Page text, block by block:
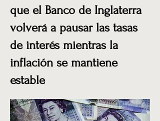
que el Banco de Inglaterra
volverá a pausar las tasas
de interés mientras la
inflación se mantiene
estable